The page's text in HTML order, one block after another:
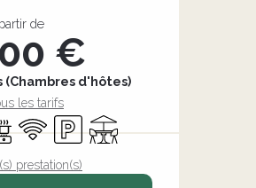
de
€
(Chambres d'hôtes)
les tarifs
de cuisson
WiFi ParkingTerrasse
prestation(s)